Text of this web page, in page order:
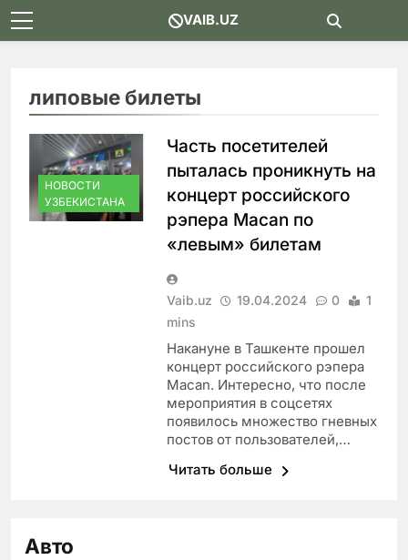
Skip
to
VAIB.UZ
липовые билеты
НОВОСТИ
УЗБЕКИСТАНА
Часть посетителей
пыталась проникнуть на
концерт российского
рэпера Macan по
«левым» билетам
Vaib.uz 19.04.2024 0
1
mins
Накануне в Ташкенте прошел
концерт российского рэпера
Macan. Интересно, что после
мероприятия в соцсетях
появилось множество гневных
постов от пользователей,…
Читать больше
Авто